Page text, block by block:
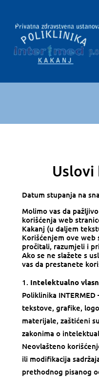
Uslovi
Datum stupanja na
Molimo vas da
korišćenja web
Kakanj (u daljem
Korišćenjem ove
pročitali, razumjeli i
Ako se ne slažete s
vas da prestanete
Intelektualno
Poliklinika INTERMED
tekstove, grafike,
materijale, zaštićeni
zakonima o
Neovlašteno
ili modifikacija
prethodnog pisanog